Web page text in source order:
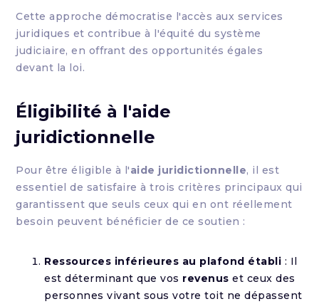
Cette approche démocratise l'accès aux services
juridiques et contribue à l'équité du système
judiciaire, en offrant des opportunités égales
devant la loi.
Éligibilité à l'aide
juridictionnelle
Pour être éligible à l'aide juridictionnelle, il est
essentiel de satisfaire à trois critères principaux qui
garantissent que seuls ceux qui en ont réellement
besoin peuvent bénéficier de ce soutien :
Ressources inférieures au plafond établi : Il
est déterminant que vos revenus et ceux des
personnes vivant sous votre toit ne dépassent